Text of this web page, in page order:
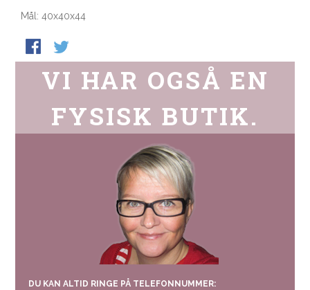
Mål: 40x40x44
VI HAR OGSÅ EN
FYSISK BUTIK.
DU KAN ALTID RINGE PÅ TELEFONNUMMER: